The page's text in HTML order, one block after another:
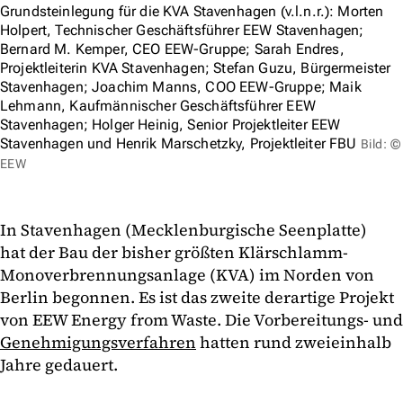
Grundsteinlegung für die KVA Stavenhagen (v.l.n.r.): Morten
Holpert, Technischer Geschäftsführer EEW Stavenhagen;
Bernard M. Kemper, CEO EEW-Gruppe; Sarah Endres,
Projektleiterin KVA Stavenhagen; Stefan Guzu, Bürgermeister
Stavenhagen; Joachim Manns, COO EEW-Gruppe; Maik
Lehmann, Kaufmännischer Geschäftsführer EEW
Stavenhagen; Holger Heinig, Senior Projektleiter EEW
Stavenhagen und Henrik Marschetzky, Projektleiter FBU Bild: ©
EEW
In Stavenhagen (Mecklenburgische Seenplatte)
hat der Bau der bisher größten Klärschlamm-
Monoverbrennungsanlage (KVA) im Norden von
Berlin begonnen. Es ist das zweite derartige Projekt
von EEW Energy from Waste. Die Vorbereitungs- und
Genehmigungsverfahren hatten rund zweieinhalb
Jahre gedauert.